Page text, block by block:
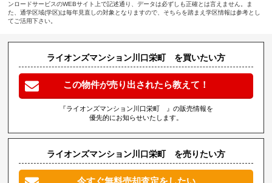
ンロードサービスのWEBサイト上で記述通り、データは必ずしも正確とは言えません。ま
た、通学区域(学区)は毎年見直しの対象となりますので、そちらを踏まえ学区情報は参考とし
てご活用下さい。
ライオンズマンション川口栄町 を買いたい方
この物件が売り出されたら教えて！
『ライオンズマンション川口栄町 』の販売情報を
優先的にお知らせいたします。
ライオンズマンション川口栄町 を売りたい方
今すぐ無料売却査定をしたい